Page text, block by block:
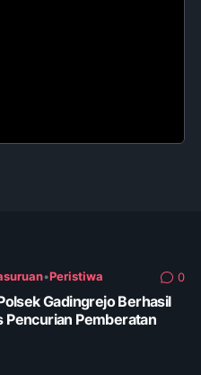
•Peristiwa 0
Gadingrejo Berhasil
Pencurian Pemberatan